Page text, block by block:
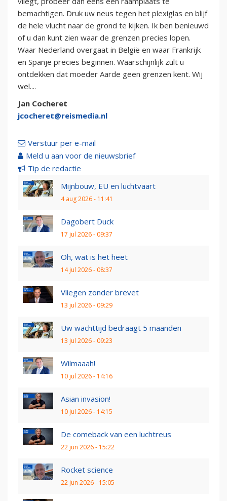
bemachtigen. Druk uw neus tegen het plexiglas en blijf
de hele vlucht naar de grond te kijken. Ik ben benieuwd
of u dan kunt zien waar de grenzen precies lopen.
Waar Nederland overgaat in België en waar Frankrijk
en Spanje precies beginnen. Waarschijnlijk zult u
ontdekken dat moeder Aarde geen grenzen kent. Wij
wel....
Jan Cocheret
jcocheret@reismedia.nl
Verstuur per e-mail
Meld u aan voor de nieuwsbrief
Tip de redactie
Mijnbouw, EU en luchtvaart
4 aug 2026 - 11:41
Dagobert Duck
17 jul 2026 - 09:37
Oh, wat is het heet
14 jul 2026 - 08:37
Vliegen zonder brevet
13 jul 2026 - 09:29
Uw wachttijd bedraagt 5 maanden
13 jul 2026 - 09:23
Wilmaaah!
10 jul 2026 - 14:16
Asian invasion!
10 jul 2026 - 14:15
De comeback van een luchtreus
22 jun 2026 - 15:22
Rocket science
22 jun 2026 - 15:05